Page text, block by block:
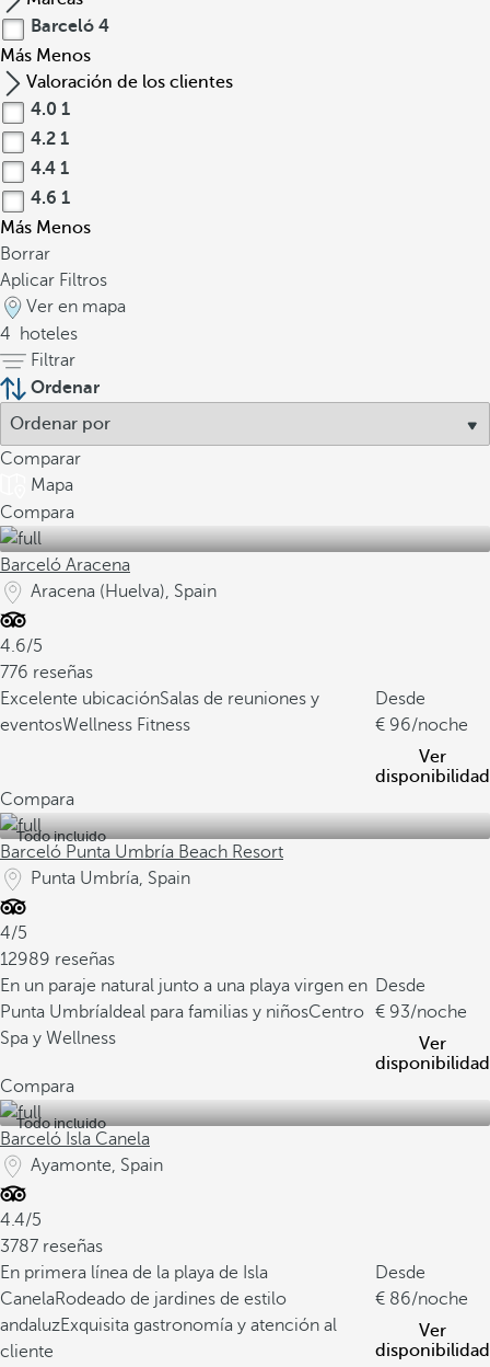
Barceló 4
Más Menos
Valoración de los clientes
4.0 1
4.2 1
4.4 1
4.6 1
Más Menos
Borrar
Aplicar Filtros
Ver en mapa
4
hoteles
Filtrar
Ordenar
Comparar
Mapa
Compara
Barceló Aracena
Aracena (Huelva), Spain
4.6/5
776 reseñas
Excelente ubicaciónSalas de reuniones y
eventosWellness Fitness
Desde
96/noche
Ver
disponibilidad
Compara
Todo incluido
Barceló Punta Umbría Beach Resort
Punta Umbría, Spain
4/5
12989 reseñas
En un paraje natural junto a una playa virgen en
Punta Umbría Ideal para familias y niñosCentro
Spa y Wellness
Desde
93/noche
Ver
disponibilidad
Compara
Todo incluido
Barceló Isla Canela
Ayamonte, Spain
4.4/5
3787 reseñas
En primera línea de la playa de Isla
CanelaRodeado de jardines de estilo
andaluzExquisita gastronomía y atención al
cliente
Desde
86/noche
Ver
disponibilidad